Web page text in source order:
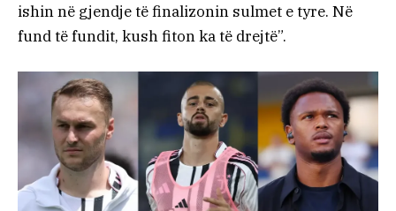
ishin në gjendje të finalizonin sulmet e tyre. Në
fund të fundit, kush fiton ka të drejtë”.